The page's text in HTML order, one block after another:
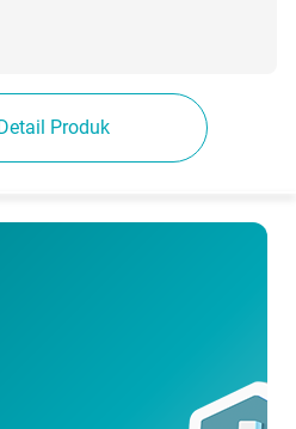
Produk